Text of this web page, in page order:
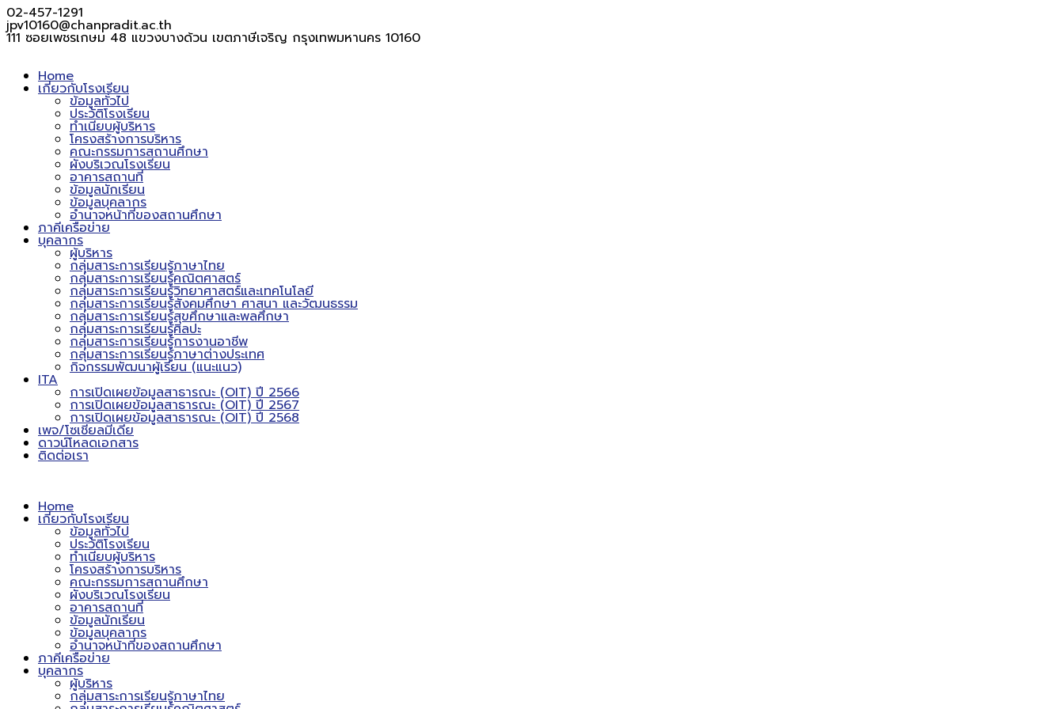
02-457-1291
jpv10160@chanpradit.ac.th
111 ซอยเพชรเกษม 48 แขวงบางด้วน เขตภาษีเจริญ กรุงเทพมหานคร 10160
Home
เกี่ยวกับโรงเรียน
ข้อมูลทั่วไป
ประวัติโรงเรียน
ทำเนียบผู้บริหาร
โครงสร้างการบริหาร
คณะกรรมการสถานศึกษา
ผังบริเวณโรงเรียน
อาคารสถานที่
ข้อมูลนักเรียน
ข้อมูลบุคลากร
อำนาจหน้าที่ของสถานศึกษา
ภาคีเครือข่าย
บุคลากร
ผู้บริหาร
กลุ่มสาระการเรียนรู้ภาษาไทย
กลุ่มสาระการเรียนรู้คณิตศาสตร์
กลุ่มสาระการเรียนรู้วิทยาศาสตร์และเทคโนโลยี
กลุ่มสาระการเรียนรู้สังคมศึกษา ศาสนา และวัฒนธรรม
กลุ่มสาระการเรียนรู้สุขศึกษาและพลศึกษา
กลุ่มสาระการเรียนรู้ศิลปะ
กลุ่มสาระการเรียนรู้การงานอาชีพ
กลุ่มสาระการเรียนรู้ภาษาต่างประเทศ
กิจกรรมพัฒนาผู้เรียน (แนะแนว)
ITA
การเปิดเผยข้อมูลสาธารณะ (OIT) ปี 2566
การเปิดเผยข้อมูลสาธารณะ (OIT) ปี 2567
การเปิดเผยข้อมูลสาธารณะ (OIT) ปี 2568
เพจ/โซเชียลมีเดีย
ดาวน์โหลดเอกสาร
ติดต่อเรา
Home
เกี่ยวกับโรงเรียน
ข้อมูลทั่วไป
ประวัติโรงเรียน
ทำเนียบผู้บริหาร
โครงสร้างการบริหาร
คณะกรรมการสถานศึกษา
ผังบริเวณโรงเรียน
อาคารสถานที่
ข้อมูลนักเรียน
ข้อมูลบุคลากร
อำนาจหน้าที่ของสถานศึกษา
ภาคีเครือข่าย
บุคลากร
ผู้บริหาร
กลุ่มสาระการเรียนรู้ภาษาไทย